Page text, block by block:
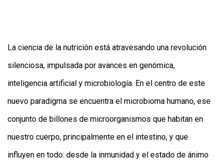
La ciencia de la nutrición está atravesando una revolución
silenciosa, impulsada por avances en genómica,
inteligencia artificial y microbiología. En el centro de este
nuevo paradigma se encuentra el microbioma humano, ese
conjunto de billones de microorganismos que habitan en
nuestro cuerpo, principalmente en el intestino, y que
influyen en todo: desde la inmunidad y el estado de ánimo